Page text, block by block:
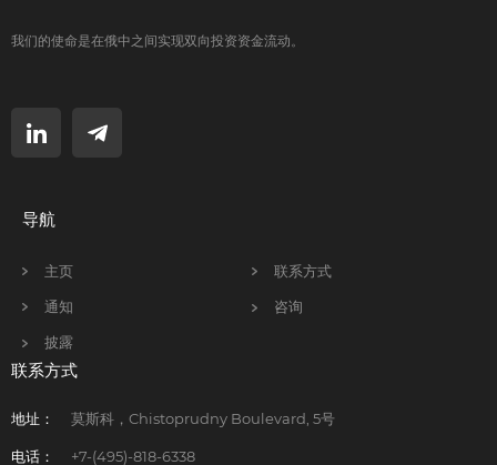
我们的使命是在俄中之间实现双向投资资金流动。
导航
主页
通知
披露
联系方式
咨询
联系方式
地址： 莫斯科，Chistoprudny Boulevard, 5号
电话： +7-(495)-818-6338